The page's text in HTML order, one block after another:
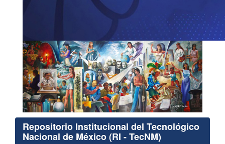
Repositorio Institucional del Tecnológico
Nacional de México (RI - TecNM)